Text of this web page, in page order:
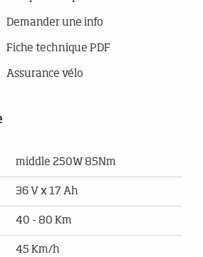
Demander une info
Fiche technique PDF
Assurance vélo
middle 250W 85Nm
36 V x 17 Ah
40 - 80 Km
45 Km/h